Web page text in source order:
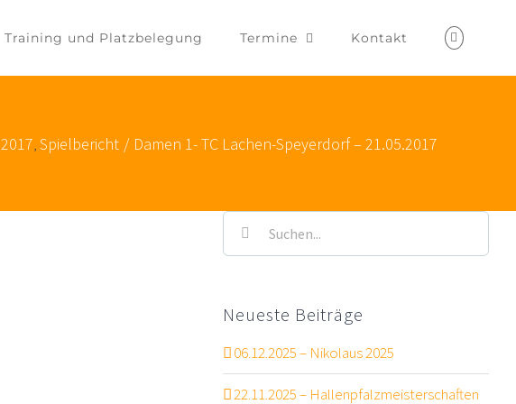
Training und Platzbelegung Termine Kontakt
2017 Spielbericht / Damen 1- TC Lachen-Speyerdorf – 21.05.2017
Suche
nach:
Neueste Beiträge
06.12.2025 – Nikolaus 2025
22.11.2025 – Hallenpfalzmeisterschaften